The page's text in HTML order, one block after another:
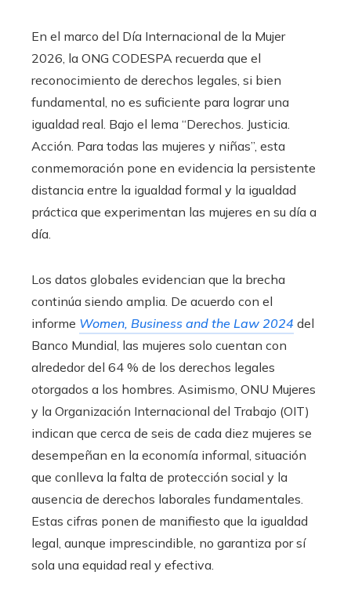
En el marco del Día Internacional de la Mujer
2026, la ONG CODESPA recuerda que el
reconocimiento de derechos legales, si bien
fundamental, no es suficiente para lograr una
igualdad real. Bajo el lema “Derechos. Justicia.
Acción. Para todas las mujeres y niñas”, esta
conmemoración pone en evidencia la persistente
distancia entre la igualdad formal y la igualdad
práctica que experimentan las mujeres en su día a
día.
Los datos globales evidencian que la brecha
continúa siendo amplia. De acuerdo con el
informe Women, Business and the Law 2024 del
Banco Mundial, las mujeres solo cuentan con
alrededor del 64 % de los derechos legales
otorgados a los hombres. Asimismo, ONU Mujeres
y la Organización Internacional del Trabajo (OIT)
indican que cerca de seis de cada diez mujeres se
desempeñan en la economía informal, situación
que conlleva la falta de protección social y la
ausencia de derechos laborales fundamentales.
Estas cifras ponen de manifiesto que la igualdad
legal, aunque imprescindible, no garantiza por sí
sola una equidad real y efectiva.